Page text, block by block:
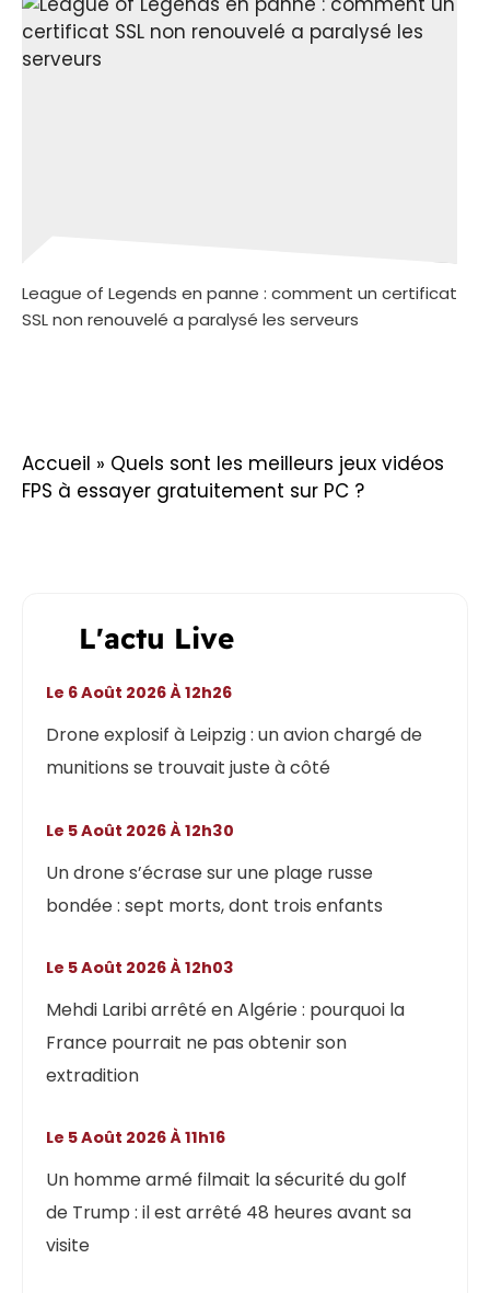
League of Legends en panne : comment un certificat
SSL non renouvelé a paralysé les serveurs
Accueil » Quels sont les meilleurs jeux vidéos
FPS à essayer gratuitement sur PC ?
L'actu Live
Drone explosif à Leipzig : un avion chargé de
munitions se trouvait juste à côté
Le 6 Août 2026 À 12h26
Un drone s’écrase sur une plage russe
bondée : sept morts, dont trois enfants
Le 5 Août 2026 À 12h30
Mehdi Laribi arrêté en Algérie : pourquoi la
France pourrait ne pas obtenir son
extradition
Le 5 Août 2026 À 12h03
Un homme armé filmait la sécurité du golf
de Trump : il est arrêté 48 heures avant sa
visite
Le 5 Août 2026 À 11h16